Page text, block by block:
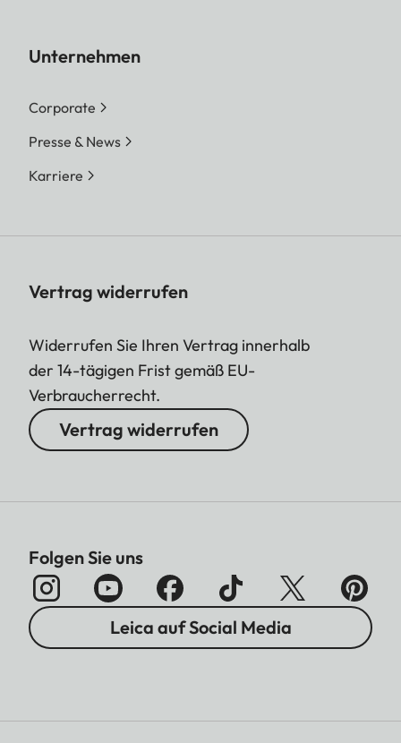
Unternehmen
Corporate
Presse & News
Karriere
Vertrag widerrufen
Widerrufen Sie Ihren Vertrag innerhalb
der 14-tägigen Frist gemäß EU-
Verbraucherrecht.
Vertrag widerrufen
Folgen Sie uns
Leica auf Social Media